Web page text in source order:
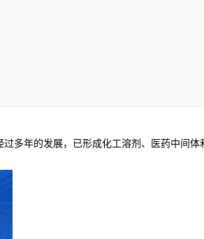
多年的发展，已形成化工溶剂、医药中间体